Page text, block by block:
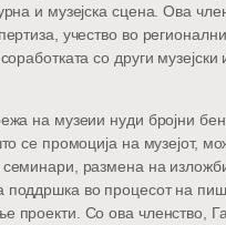
и музејска сцена. Ова
учество во
со други музејски
на музеии нуди бројни
се промоција на музејот,
размена на
поддршка во процесот на
проекти. Со ова членство,